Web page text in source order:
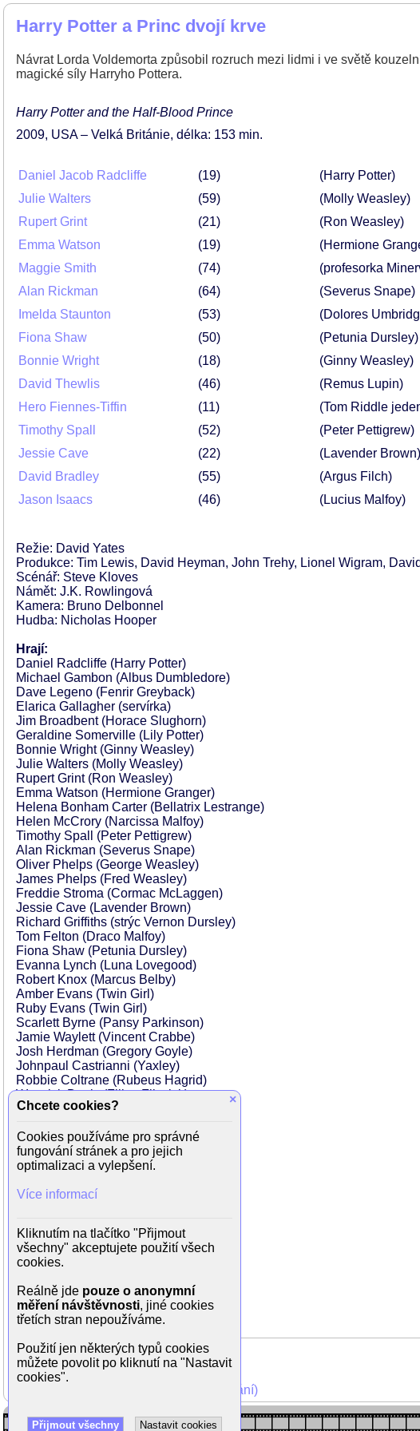
Harry Potter a Princ dvojí krve
Návrat Lorda Voldemorta způsobil rozruch mezi lidmi i ve světě
magické síly Harryho Pottera.
Harry Potter and the Half-Blood Prince
2009 USA – Velká Británie délka: 153 min
Daniel Jacob Radcliffe 19
(Harry Potter)
Julie Walters
59
(Molly Weasley)
Rupert Grint
21
(Ron Weasley)
Emma Watson
19
(Hermione
Maggie Smith
74
(profesorka
Alan Rickman
64
(Severus Snape)
Imelda Staunton
53
(Dolores
Fiona Shaw
50
(Petunia Dursley)
Bonnie Wright
18
(Ginny Weasley)
David Thewlis
46
(Remus Lupin)
Hero Fiennes-Tiffin
11
(Tom Riddle
Timothy Spall
52
(Peter Pettigrew)
Jessie Cave
22
(Lavender Brown)
David Bradley
55
(Argus Filch)
Jason Isaacs
46 (Lucius Malfoy)
Režie: David Yates
Produkce: Tim Lewis, David Heyman, John Trehy, Lionel Wigram,
Scénář: Steve Kloves
Námět: J.K. Rowlingová
Kamera: Bruno Delbonnel
Hudba: Nicholas Hooper
Hrají:
Daniel Radcliffe (Harry Potter)
Michael Gambon (Albus Dumbledore)
Dave Legeno (Fenrir Greyback)
Elarica Gallagher (servírka)
Jim Broadbent (Horace Slughorn)
Geraldine Somerville (Lily Potter)
Bonnie Wright (Ginny Weasley)
Julie Walters (Molly Weasley)
Rupert Grint (Ron Weasley)
Emma Watson (Hermione Granger)
Helena Bonham Carter (Bellatrix Lestrange)
Helen McCrory (Narcissa Malfoy)
Timothy Spall (Peter Pettigrew)
Alan Rickman (Severus Snape)
Oliver Phelps (George Weasley)
James Phelps (Fred Weasley)
Freddie Stroma (Cormac McLaggen)
Jessie Cave (Lavender Brown)
Richard Griffiths (strýc Vernon Dursley)
Tom Felton (Draco Malfoy)
Fiona Shaw (Petunia Dursley)
Evanna Lynch (Luna Lovegood)
Robert Knox (Marcus Belby)
Amber Evans (Twin Girl)
Ruby Evans (Twin Girl)
Scarlett Byrne (Pansy Parkinson)
Jamie Waylett (Vincent Crabbe)
Josh Herdman (Gregory Goyle)
Johnpaul Castrianni (Yaxley)
Robbie Coltrane (Rubeus Hagrid)
Warwick Davis (Filius Flitwick)
David Bradley (Argus Filch)
William Melling (Nigel)
Charlie Bennison (Sanguini)
Anna Shaffer (Romilda Vane)
Georgina Leonidas (Katie Bell)
Maggie Smith (Minerva McGonagall)
Isabella Laughland (Leanne)
Afshan Azad (Padma Patil)
Amelda Brown (paní Cole)
...
Mohli jste vidět v TV (zobrazit starší vysílání)
×
Chcete cookies?
Cookies používáme pro správné
fungování stránek a pro jejich
optimalizaci a vylepšení.
Více informací
Kliknutím na tlačítko "Přijmout
všechny" akceptujete použití všech
cookies.
Reálně jde pouze o anonymní
měření návštěvnosti, jiné cookies
třetích stran nepoužíváme.
Použití jen některých typů cookies
můžete povolit po kliknutí na "Nastavit
cookies".
Přijmout všechny Nastavit cookies